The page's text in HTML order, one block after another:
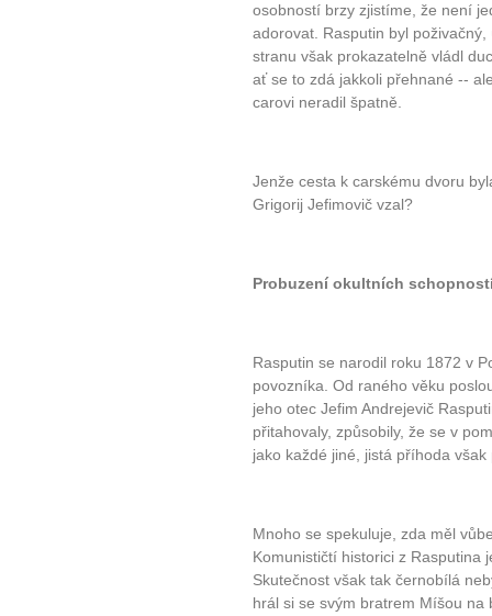
osobností brzy zjistíme, že není
adorovat. Rasputin byl
stranu však prokazatelně vládl
ať se to zdá jakkoli přehnané --
carovi neradil špatně.
Jenže cesta k carskému dvoru
Grigorij Jefimovič vzal?
Probuzení okultních
Rasputin se narodil roku 1872 v
povozníka. Od raného věku
jeho otec Jefim Andrejevič
přitahovaly, způsobily, že se v
jako každé jiné, jistá příhoda
Mnoho se spekuluje, zda měl
Komunističtí historici z Rasputina
Skutečnost však tak černobílá
hrál si se svým bratrem Míšou